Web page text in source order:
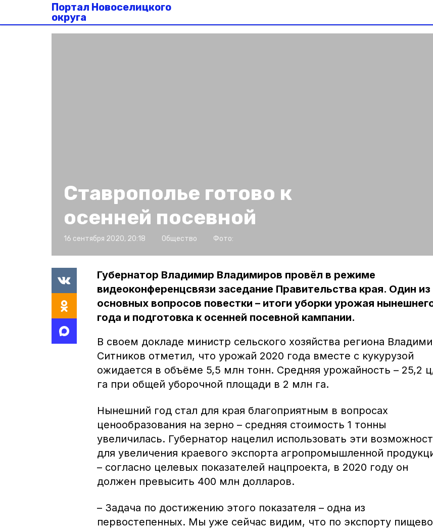
Портал Новоселицкого
округа
Ставрополье готово к
осенней посевной
16 сентября 2020, 20:18 Общество Фото:
Губернатор Владимир Владимиров провёл в режиме
видеоконференцсвязи заседание Правительства края. Один из
основных вопросов повестки – итоги уборки урожая
года и подготовка к осенней посевной кампании.
В своем докладе министр сельского хозяйства региона
Ситников отметил, что урожай 2020 года вместе с кукурузой
ожидается в объёме 5,5 млн тонн. Средняя урожайность – 25,2
га при общей уборочной площади в 2 млн га.
Нынешний год стал для края благоприятным в вопросах
ценообразования на зерно – средняя стоимость 1 тонны
увеличилась. Губернатор нацелил использовать эти
для увеличения краевого экспорта агропромышленной
– согласно целевых показателей нацпроекта, в 2020 году он
должен превысить 400 млн долларов.
– Задача по достижению этого показателя – одна из
первостепенных. Мы уже сейчас видим, что по экспорту